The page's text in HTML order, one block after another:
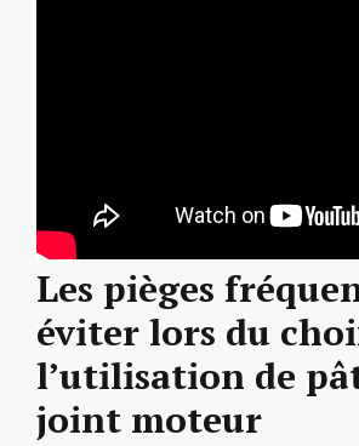
Les pièges
éviter lors du
l’utilisation de
joint moteur